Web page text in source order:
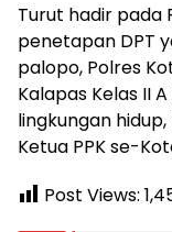
Turut hadir pada
penetapan DPT
palopo, Polres
Kalapas Kelas II
lingkungan
Ketua PPK se-
Post Views: